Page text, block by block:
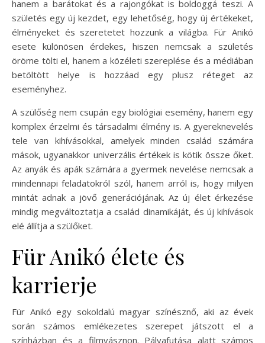
hanem a barátokat és a rajongókat is boldoggá teszi. A
születés egy új kezdet, egy lehetőség, hogy új értékeket,
élményeket és szeretetet hozzunk a világba. Für Anikó
esete különösen érdekes, hiszen nemcsak a születés
öröme tölti el, hanem a közéleti szereplése és a médiában
betöltött helye is hozzáad egy plusz réteget az
eseményhez.
A szülőség nem csupán egy biológiai esemény, hanem egy
komplex érzelmi és társadalmi élmény is. A gyereknevelés
tele van kihívásokkal, amelyek minden család számára
mások, ugyanakkor univerzális értékek is kötik össze őket.
Az anyák és apák számára a gyermek nevelése nemcsak a
mindennapi feladatokról szól, hanem arról is, hogy milyen
mintát adnak a jövő generációjának. Az új élet érkezése
mindig megváltoztatja a család dinamikáját, és új kihívások
elé állítja a szülőket.
Für Anikó élete és
karrierje
Für Anikó egy sokoldalú magyar színésznő, aki az évek
során számos emlékezetes szerepet játszott el a
színházban és a filmvásznon. Pályafutása alatt számos